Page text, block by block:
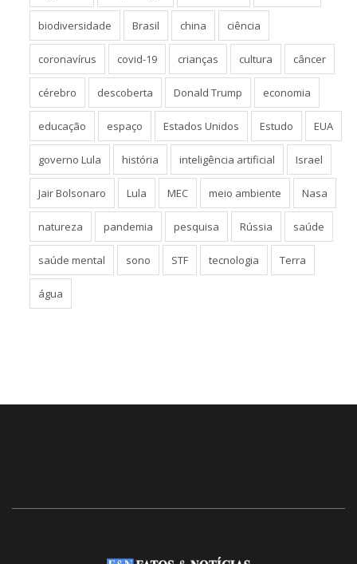
biodiversidade Brasil china ciência
coronavírus covid-19 crianças cultura câncer
cérebro descoberta Donald Trump economia
educação espaço Estados Unidos Estudo EUA
governo Lula história inteligência artificial Israel
Jair Bolsonaro Lula MEC meio ambiente Nasa
natureza pandemia pesquisa Rússia saúde
saúde mental sono STF tecnologia Terra
água